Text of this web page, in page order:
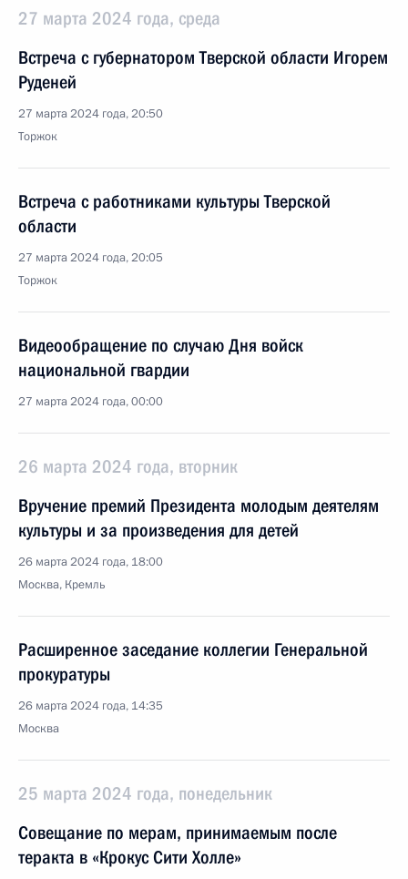
27 марта 2024 года, среда
Встреча с губернатором Тверской области Игорем
Руденей
27 марта 2024 года, 20:50
Торжок
Встреча с работниками культуры Тверской
области
27 марта 2024 года, 20:05
Торжок
Видеообращение по случаю Дня войск
национальной гвардии
27 марта 2024 года, 00:00
26 марта 2024 года, вторник
Вручение премий Президента молодым деятелям
культуры и за произведения для детей
26 марта 2024 года, 18:00
Москва, Кремль
Расширенное заседание коллегии Генеральной
прокуратуры
26 марта 2024 года, 14:35
Москва
25 марта 2024 года, понедельник
Совещание по мерам, принимаемым после
теракта в «Крокус Сити Холле»